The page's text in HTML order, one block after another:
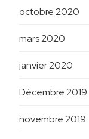
octobre 2020
mars 2020
janvier 2020
Décembre 2019
novembre 2019